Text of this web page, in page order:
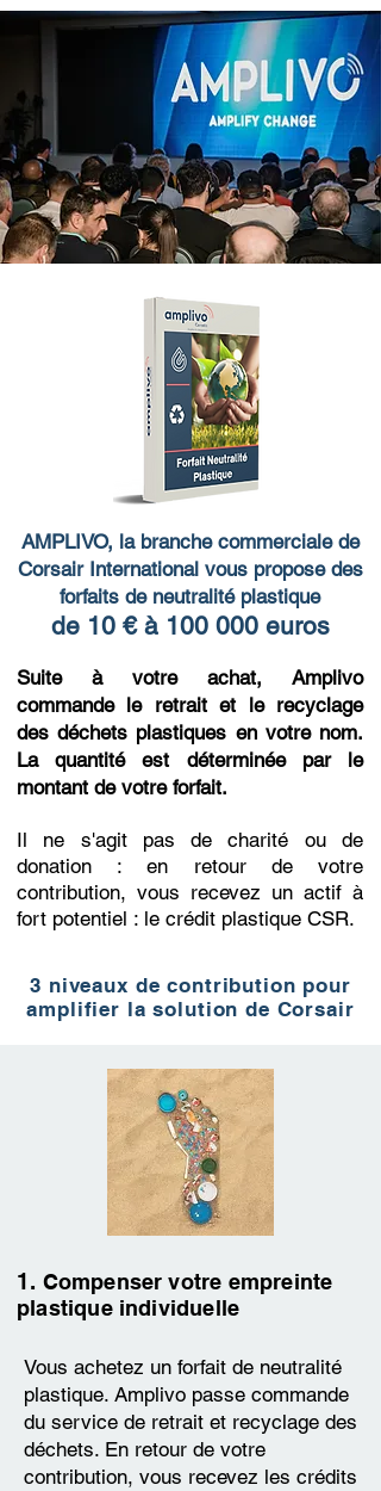
Suite à votre achat, Amplivo
commande le retrait et le recyclage
des déchets plastiques en votre nom.
La quantité est déterminée par le
montant de votre forfait.
Il ne s'agit pas de charité ou de
donation : en retour de votre
contribution, vous recevez un actif à
fort potentiel : le crédit plastique CSR.
AMPLIVO, la branche commerciale de
Corsair International vous propose des
forfaits de neutralité plastique
de 10 € à 100 000 euros
3 niveaux de contribution pour
amplifier la solution de Corsair
1. Compenser votre empreinte
plastique individuelle
Vous achetez un forfait de neutralité
plastique. Amplivo passe commande
du service de retrait et recyclage des
déchets. En retour de votre
contribution, vous recevez les crédits